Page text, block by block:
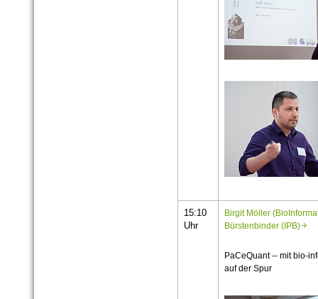
15:10
Uhr
Birgit Möller
Bürstenbinder (IPB)
PaCeQuant -- mit bio-
auf der Spur